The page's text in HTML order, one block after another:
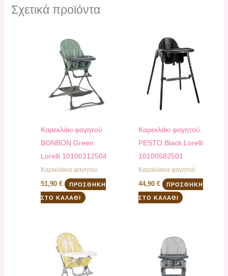
Σχετικά προϊόντα
Καρεκλάκι φαγητού
BONBON Green
Lorelli 10100312504
Καρεκλάκια φαγητού
51,90€ ΠΡΟΣΘΉΚΗ
ΣΤΟ ΚΑΛΆΘΙ
Καρεκλάκι φαγητού
PESTO Black Lorelli
10100582501
Καρεκλάκια φαγητού
44,90 € ΠΡΟΣΘΉΚΗ
ΣΤΟ ΚΑΛΆΘΙ